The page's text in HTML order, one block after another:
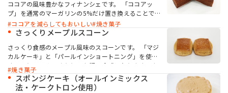
ココアの風味豊かなフィナンシェです。 「ココアッ
プ」を通常のマーガリンの5%だけ置き換えることで、
ココアのビター感やナッツ感が自然に向上し、深みの
ある風味に仕上がります。
ココアを減らしてもおいしい 焼き菓子
さっくりメープルスコーン
さっくり食感のメープル風味のスコーンです。 「マジ
カルケーキ」と「パールインショートニング」を使用
することで、さっくりとした軽い食感になります。ま
た、「デフィ」が香ばしい風味を付与することで、よ
り味わい深いメープル風味を演出できます。
焼き菓子
スポンジケーキ（オールインミックス
法・ケークトロン使用）